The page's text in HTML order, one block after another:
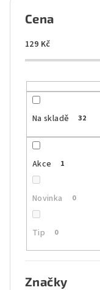
Cena
129 Kč
Na skladě 32
Akce 1
Novinka 0
Tip 0
Značky